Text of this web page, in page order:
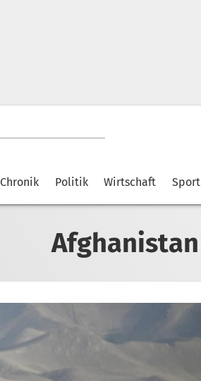
Chronik Politik Wirtschaft Sport
Afghanistan